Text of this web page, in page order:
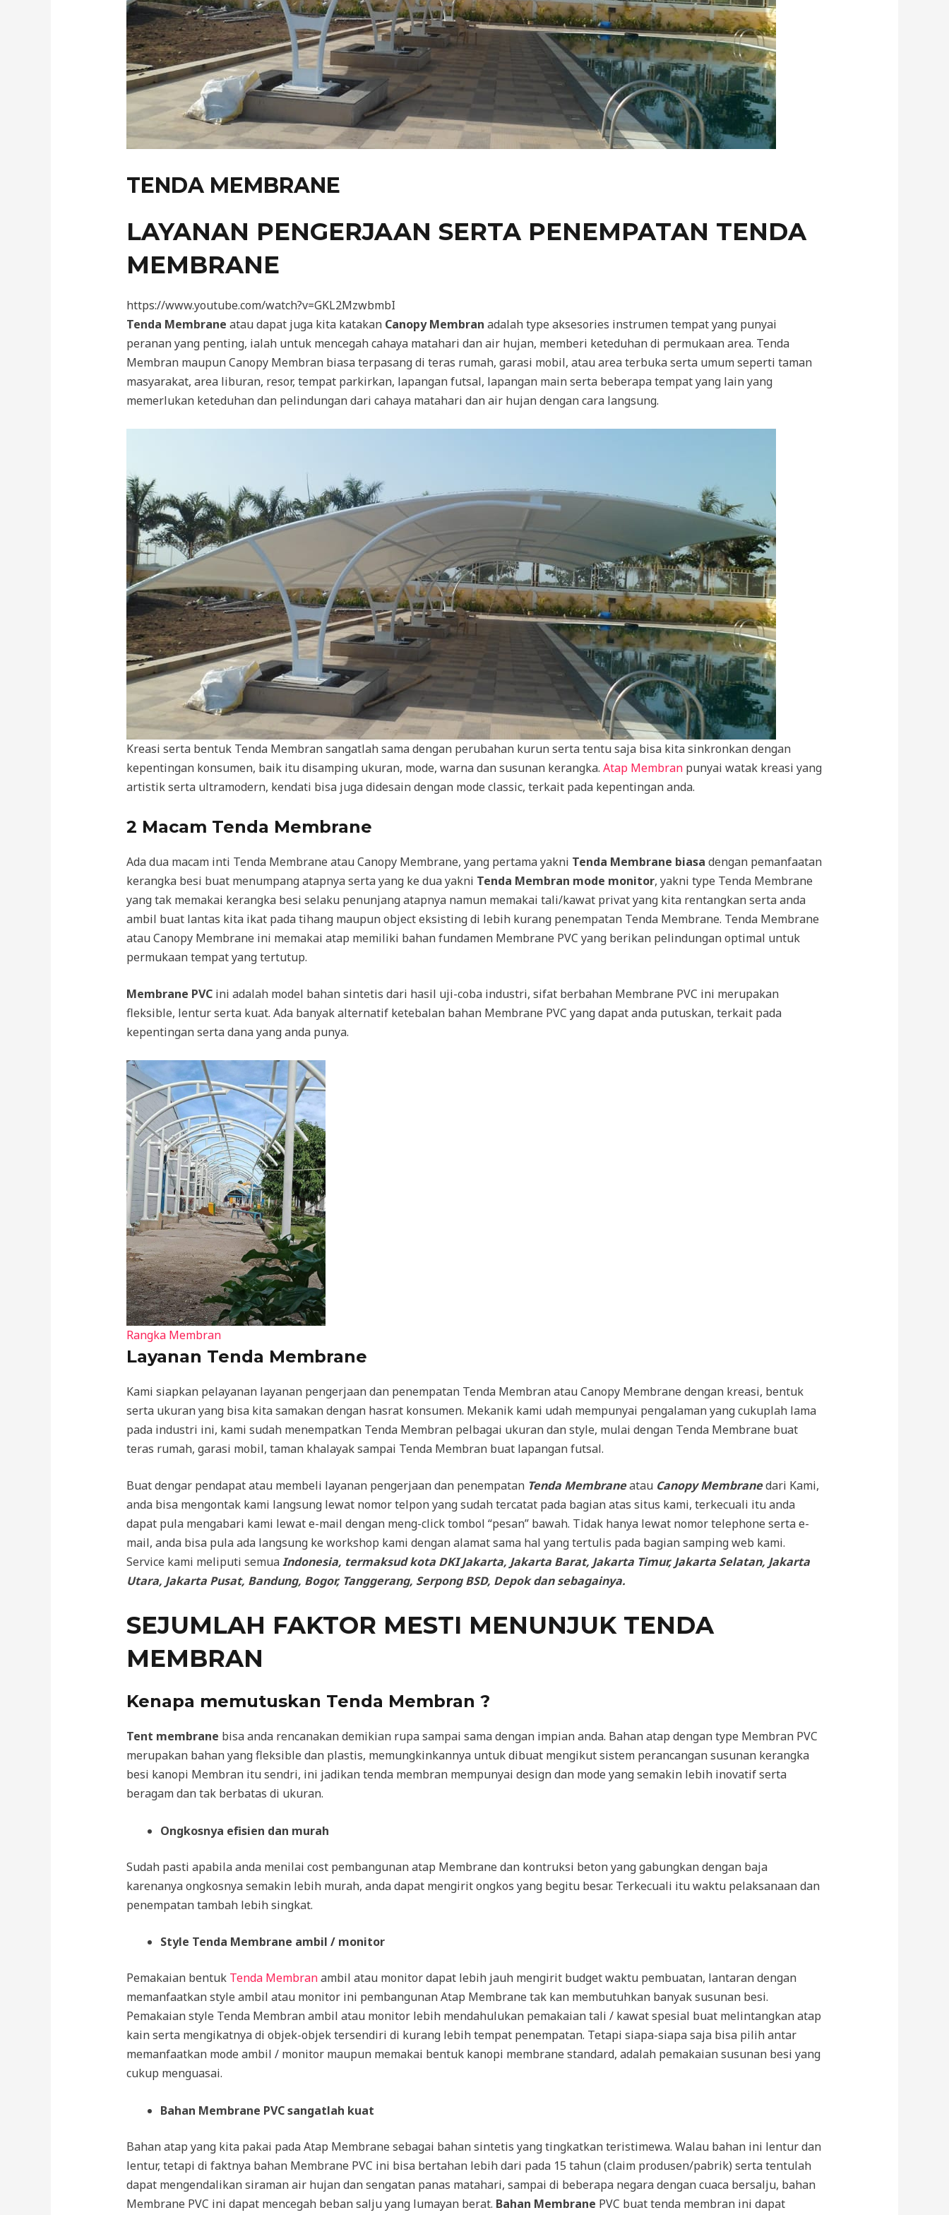
TENDA MEMBRANE
LAYANAN PENGERJAAN SERTA PENEMPATAN TENDA
MEMBRANE
https://www.youtube.com/watch?v=GKL2MzwbmbI
Tenda Membrane atau dapat juga kita katakan Canopy Membran adalah type aksesories instrumen tempat yang punyai
peranan yang penting, ialah untuk mencegah cahaya matahari dan air hujan, memberi keteduhan di permukaan area. Tenda
Membran maupun Canopy Membran biasa terpasang di teras rumah, garasi mobil, atau area terbuka serta umum seperti taman
masyarakat, area liburan, resor, tempat parkirkan, lapangan futsal, lapangan main serta beberapa tempat yang lain yang
memerlukan keteduhan dan pelindungan dari cahaya matahari dan air hujan dengan cara langsung.
Kreasi serta bentuk Tenda Membran sangatlah sama dengan perubahan kurun serta tentu saja bisa kita sinkronkan dengan
kepentingan konsumen, baik itu disamping ukuran, mode, warna dan susunan kerangka. Atap Membranpunyai watak kreasi yang
artistik serta ultramodern, kendati bisa juga didesain dengan mode classic, terkait pada kepentingan anda.
2 Macam Tenda Membrane
Ada dua macam inti Tenda Membrane atau Canopy Membrane, yang pertama yakni Tenda Membrane biasa dengan pemanfaatan
kerangka besi buat menumpang atapnya serta yang ke dua yakni Tenda Membran mode monitor, yakni type Tenda Membrane
yang tak memakai kerangka besi selaku penunjang atapnya namun memakai tali/kawat privat yang kita rentangkan serta anda
ambil buat lantas kita ikat pada tihang maupun object eksisting di lebih kurang penempatan Tenda Membrane. Tenda Membrane
atau Canopy Membrane ini memakai atap memiliki bahan fundamen Membrane PVC yang berikan pelindungan optimal untuk
permukaan tempat yang tertutup.
Membrane PVCini adalah model bahan sintetis dari hasil uji-coba industri, sifat berbahan Membrane PVC ini merupakan
fleksible, lentur serta kuat. Ada banyak alternatif ketebalan bahan Membrane PVC yang dapat anda putuskan, terkait pada
kepentingan serta dana yang anda punya.
Rangka Membran
Layanan Tenda Membrane
Kami siapkan pelayanan layanan pengerjaan dan penempatan Tenda Membran atau Canopy Membrane dengan kreasi, bentuk
serta ukuran yang bisa kita samakan dengan hasrat konsumen. Mekanik kami udah mempunyai pengalaman yang cukuplah lama
pada industri ini, kami sudah menempatkan Tenda Membran pelbagai ukuran dan style, mulai dengan Tenda Membrane buat
teras rumah, garasi mobil, taman khalayak sampai Tenda Membran buat lapangan futsal.
Buat dengar pendapat atau membeli layanan pengerjaan dan penempatan Tenda Membraneatau Canopy Membranedari Kami,
anda bisa mengontak kami langsung lewat nomor telpon yang sudah tercatat pada bagian atas situs kami, terkecuali itu anda
dapat pula mengabari kami lewat e-mail dengan meng-click tombol “pesan” bawah. Tidak hanya lewat nomor telephone serta e-
mail, anda bisa pula ada langsung ke workshop kami dengan alamat sama hal yang tertulis pada bagian samping web kami.
Service kami meliputi semuaIndonesia, termaksud kota DKI Jakarta, Jakarta Barat, Jakarta Timur, Jakarta Selatan, Jakarta
Utara, Jakarta Pusat, Bandung, Bogor, Tanggerang, Serpong BSD, Depok dan sebagainya.
SEJUMLAH FAKTOR MESTI MENUNJUK TENDA
MEMBRAN
Kenapa memutuskan Tenda Membran ?
Tent membrane bisa anda rencanakan demikian rupa sampai sama dengan impian anda. Bahan atap dengan type Membran PVC
merupakan bahan yang fleksible dan plastis, memungkinkannya untuk dibuat mengikut sistem perancangan susunan kerangka
besi kanopi Membran itu sendri, ini jadikan tenda membran mempunyai design dan mode yang semakin lebih inovatif serta
beragam dan tak berbatas di ukuran.
Ongkosnya efisien dan murah
Sudah pasti apabila anda menilai cost pembangunan atap Membrane dan kontruksi beton yang gabungkan dengan baja
karenanya ongkosnya semakin lebih murah, anda dapat mengirit ongkos yang begitu besar. Terkecuali itu waktu pelaksanaan dan
penempatan tambah lebih singkat.
Style Tenda Membrane ambil / monitor
Pemakaian bentuk Tenda Membranambil atau monitor dapat lebih jauh mengirit budget waktu pembuatan, lantaran dengan
memanfaatkan style ambil atau monitor ini pembangunan Atap Membrane tak kan membutuhkan banyak susunan besi.
Pemakaian style Tenda Membran ambil atau monitor lebih mendahulukan pemakaian tali / kawat spesial buat melintangkan atap
kain serta mengikatnya di objek-objek tersendiri di kurang lebih tempat penempatan. Tetapi siapa-siapa saja bisa pilih antar
memanfaatkan mode ambil / monitor maupun memakai bentuk kanopi membrane standard, adalah pemakaian susunan besi yang
cukup menguasai.
Bahan Membrane PVC sangatlah kuat
Bahan atap yang kita pakai pada Atap Membrane sebagai bahan sintetis yang tingkatkan teristimewa. Walau bahan ini lentur dan
lentur, tetapi di faktnya bahan Membrane PVC ini bisa bertahan lebih dari pada 15 tahun (claim produsen/pabrik) serta tentulah
dapat mengendalikan siraman air hujan dan sengatan panas matahari, sampai di beberapa negara dengan cuaca bersalju, bahan
Membrane PVC ini dapat mencegah beban salju yang lumayan berat. Bahan Membrane PVC buat tenda membran ini dapat